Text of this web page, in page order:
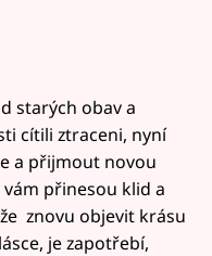
starých obav a
cítili ztraceni, nyní
a přijmout novou
přinesou klid a
znovu objevit krásu
je zapotřebí,